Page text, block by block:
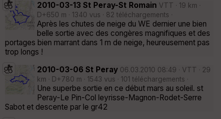
2010-03-13 St Peray-St Romain VTT · 19 km ·
D+650 m · 1340 vus · 82 téléchargements ·
Après les chutes de neige du WE dernier une bien
belle sortie avec des congères magnifiques et des
portages bien marrant dans 1 m de neige, heureusement pas
trop longs !
2010-03-06 St Peray 06.03.2010 08:49 · VTT · 29
km · D+780 m · 1543 vus · 101 téléchargements ·
Une superbe sortie en ce début mars au soleil. st
Peray-Le Pin-Col leyrisse-Magnon-Rodet-Serre
Sabot et descente par le gr42